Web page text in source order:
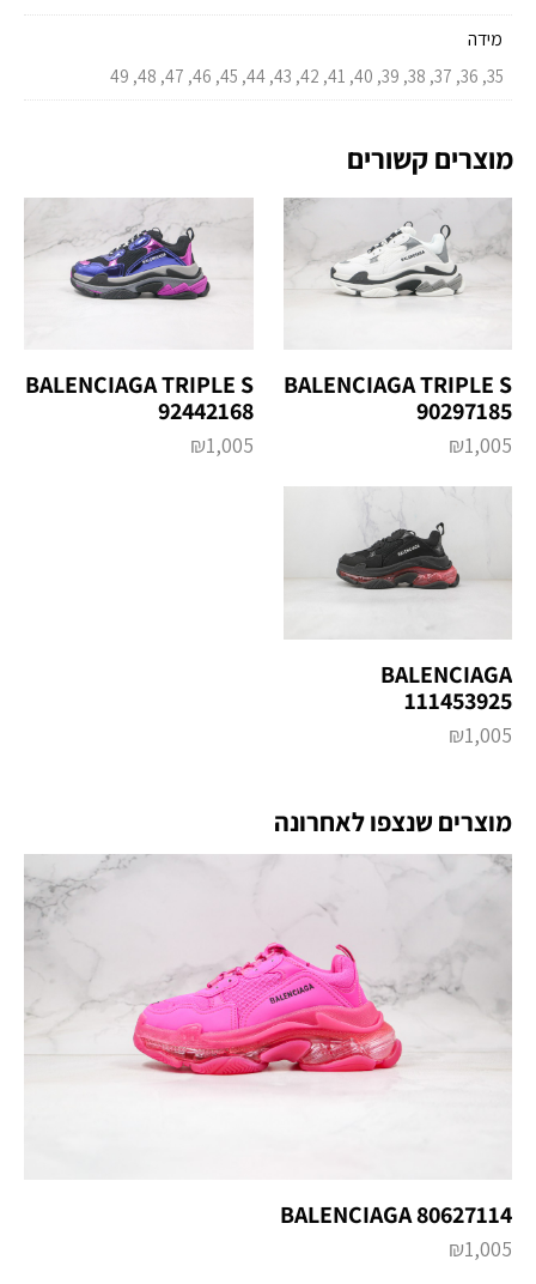
מידה
35, 36, 37, 38, 39, 40, 41, 42, 43, 44, 45, 46, 47, 48, 49
מוצרים קשורים
BALENCIAGA TRIPLE S
90297185
₪1,005
BALENCIAGA TRIPLE S
92442168
₪1,005
BALENCIAGA
111453925
₪1,005
מוצרים שנצפו לאחרונה
BALENCIAGA 80627114
₪1,005